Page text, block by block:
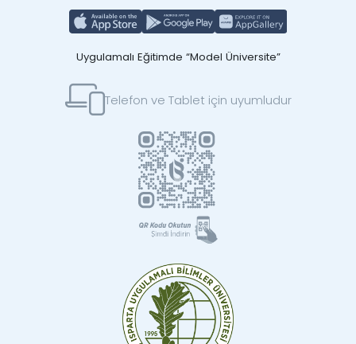
Uygulamalı Eğitimde “Model Üniversite”
Telefon ve Tablet için uyumludur